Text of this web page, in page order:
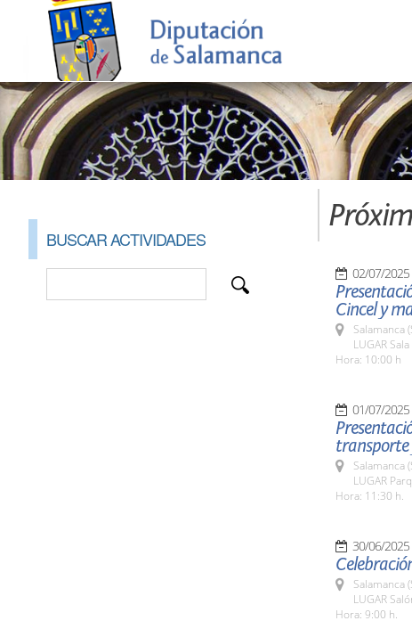
BUSCAR ACTIVIDADES
02/07/2025
Cincel y
Salamanca
LUGAR
Hora: 10:00 h
01/07/2025
transporte
Salamanca
LUGAR
Hora: 11:30 h.
30/06/2025
Salamanca
LUGAR
Hora: 9:00 h.